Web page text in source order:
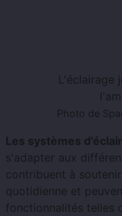
L'éclairage
Photo de
Les systèmes
s'adapter aux
contribuent à
quotidienne et
fonctionnalités telles